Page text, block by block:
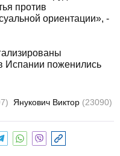
против
ориентации», -
Испании поженились
Янукович Виктор (23090)